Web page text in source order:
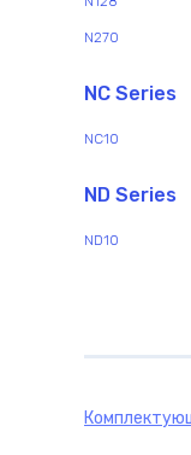
N270
NC Series
NC10
ND Series
ND10